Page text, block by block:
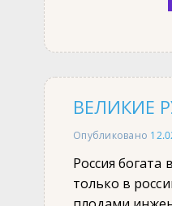
ВЕЛИКИЕ
Опубликовано
Россия
только в